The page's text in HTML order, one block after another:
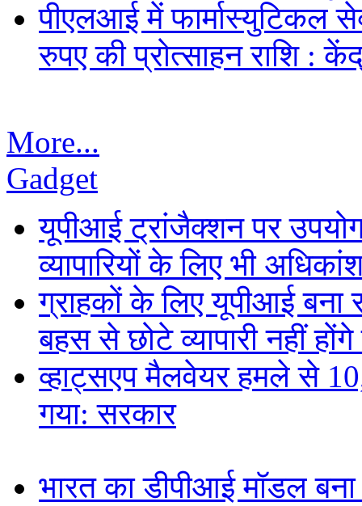
पीएलआई में फार्मास्युटिकल
रुपए की प्रोत्साहन राशि :
More...
Gadget
यूपीआई ट्रांजैक्शन पर
व्यापारियों के लिए भी
ग्राहकों के लिए यूपीआई
बहस से छोटे व्यापारी नहीं
व्हाट्सएप मैलवेयर हमले से
गया: सरकार
भारत का डीपीआई मॉडल